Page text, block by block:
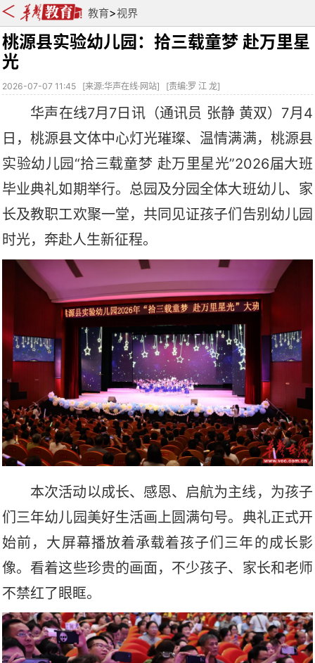
教育>视界
桃源县实验幼儿园：拾三载童梦 赴万里星
光
2026-07-07 11:45 [来源:华声在线·网站] [责编:罗 江 龙]
华声在线7月7日讯（通讯员 张静 黄双）7月4
日，桃源县文体中心灯光璀璨、温情满满，桃源县
实验幼儿园“拾三载童梦 赴万里星光”2026届大班
毕业典礼如期举行。总园及分园全体大班幼儿、家
长及教职工欢聚一堂，共同见证孩子们告别幼儿园
时光，奔赴人生新征程。
本次活动以成长、感恩、启航为主线，为孩子
们三年幼儿园美好生活画上圆满句号。典礼正式开
始前，大屏幕播放着承载着孩子们三年的成长影
像。看着这些珍贵的画面，不少孩子、家长和老师
不禁红了眼眶。